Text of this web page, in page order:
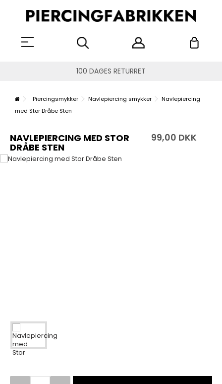
100 DAGES RETURRET
Piercingsmykker Navlepiercing smykker
Navlepiercing
med Stor Dråbe Sten
NAVLEPIERCING MED STOR
DRÅBE STEN
99,00 DKK